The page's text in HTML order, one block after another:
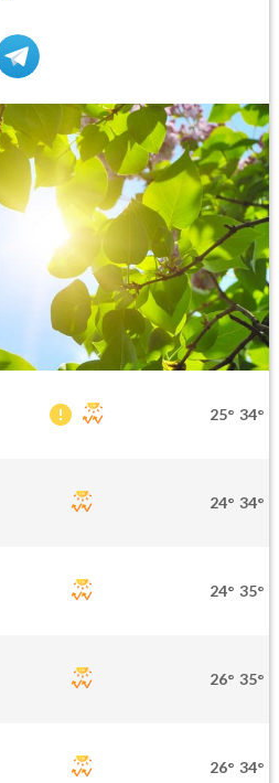
25° 34°
24° 34°
24° 35°
26° 35°
26° 34°